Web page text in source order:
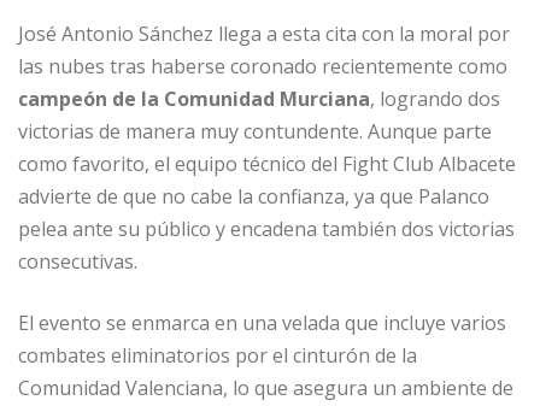
José Antonio Sánchez llega a esta cita con la moral por
las nubes tras haberse coronado recientemente como
campeón de la Comunidad Murciana, logrando dos
victorias de manera muy contundente. Aunque parte
como favorito, el equipo técnico del Fight Club Albacete
advierte de que no cabe la confianza, ya que Palanco
pelea ante su público y encadena también dos victorias
consecutivas.
El evento se enmarca en una velada que incluye varios
combates eliminatorios por el cinturón de la
Comunidad Valenciana, lo que asegura un ambiente de